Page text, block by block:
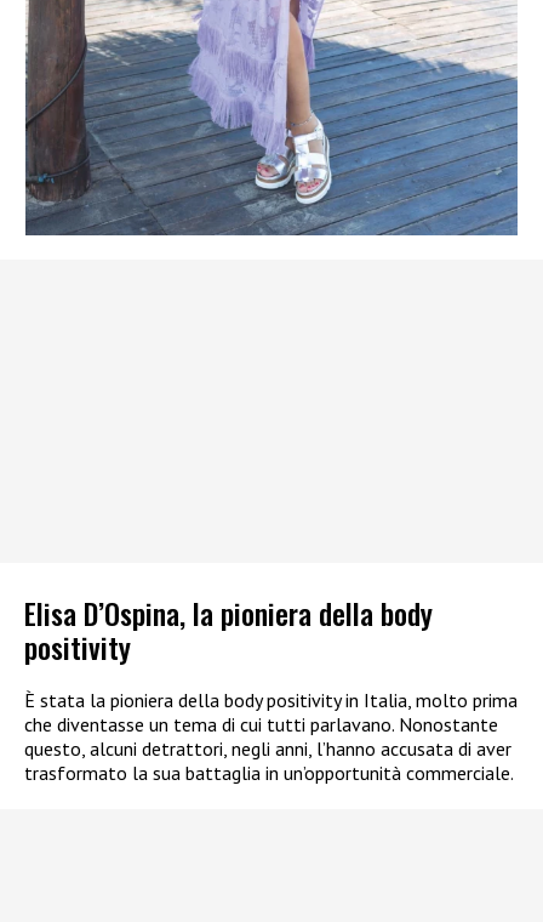
Elisa D’Ospina, la pioniera della body
positivity
È stata la pioniera della body positivity in Italia, molto prima
che diventasse un tema di cui tutti parlavano. Nonostante
questo, alcuni detrattori, negli anni, l’hanno accusata di aver
trasformato la sua battaglia in un’opportunità commerciale.